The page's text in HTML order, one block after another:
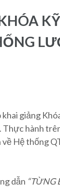
giảng
hành
Hệ thống
dẫn “TỪNG